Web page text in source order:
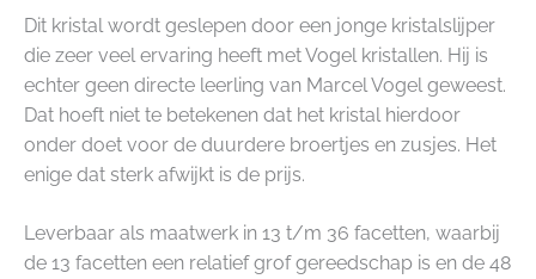
Dit kristal wordt geslepen door een jonge kristalslijper
die zeer veel ervaring heeft met Vogel kristallen. Hij is
echter geen directe leerling van Marcel Vogel geweest.
Dat hoeft niet te betekenen dat het kristal hierdoor
onder doet voor de duurdere broertjes en zusjes. Het
enige dat sterk afwijkt is de prijs.
Leverbaar als maatwerk in 13 t/m 36 facetten, waarbij
de 13 facetten een relatief grof gereedschap is en de 48